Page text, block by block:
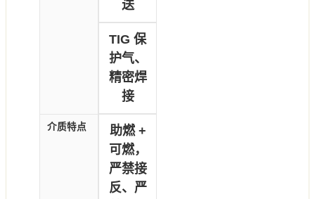
送
TIG 保
护气、
精密焊
接
介质特点
助燃 +
可燃，
严禁接
反、严